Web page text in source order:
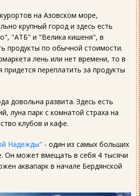
на Азовском море,
крупный город и здесь есть
"АТБ" и "Велика кишеня", в
продукты по обычной стоимости.
лень или нет времени, то в
придется переплатить за продукты
довольна развита. Здесь есть
луна парк с комнатой страха на
клубов и кафе.
Надежды" - один из самых больших
Он может вмещать в себя 4 тысячи
аквапарк в начале Бердянской